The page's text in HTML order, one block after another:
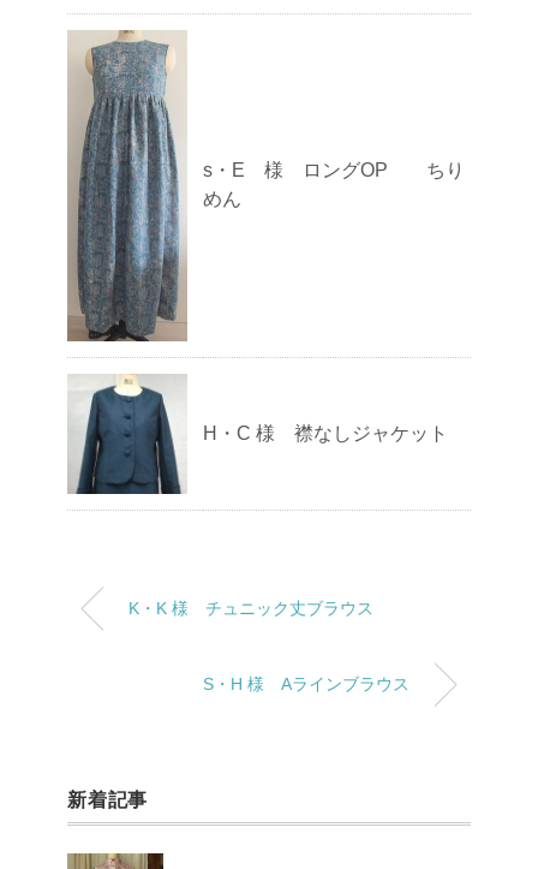
s・E 様 ロングOP ちり
めん
H・C 様 襟なしジャケット
K・K 様 チュニック丈ブラウス
S・H 様 Aラインブラウス
新着記事